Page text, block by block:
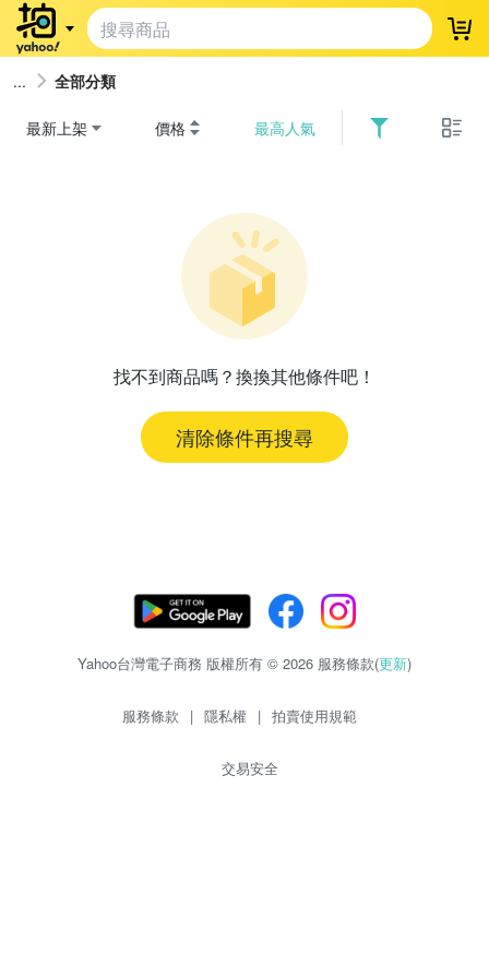
登
全部分類
最新上架 價格 最高人氣
找不到商品嗎？換換其他條件吧！
清除條件再搜尋
Yahoo台灣電子商務 版權所有 © 2026 服務條款(更新)
服務條款 | 隱私權 | 拍賣使用規範
交易安全